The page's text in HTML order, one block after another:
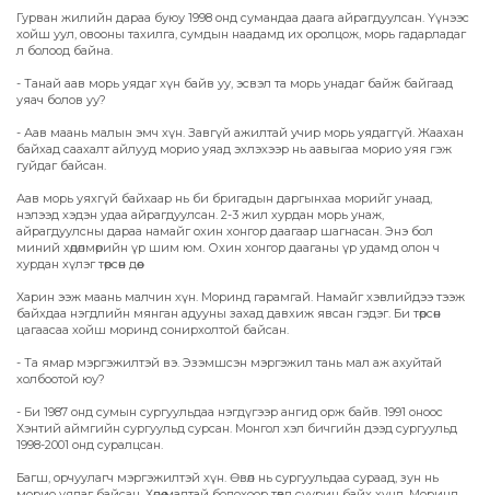
Гурван жилийн дараа буюу 1998 онд сумандаа даага айрагдуулсан. Үүнээс
хойш уул, овооны тахилга, сумдын наадамд их оролцож, морь гадарладаг
л болоод байна.
- Танай аав морь уядаг хүн байв уу, эсвэл та морь унадаг байж байгаад
уяач болов уу?
- Аав маань малын эмч хүн. Завгүй ажилтай учир морь уядаггүй. Жаахан
байхад саахалт айлууд морио уяад эхлэхээр нь аавыгаа морио уяя гэж
гуйдаг байсан.
Аав морь уяхгүй байхаар нь би бригадын даргынхаа морийг унаад,
нэлээд хэдэн удаа айрагдуулсан. 2-3 жил хурдан морь унаж,
айрагдуулсны дараа намайг охин хонгор даагаар шагнасан. Энэ бол
миний хөдөлмөрийн үр шим юм. Охин хонгор дааганы үр удамд олон ч
хурдан хүлэг төрсөн дөө.
Харин ээж маань малчин хүн. Моринд гарамгай. Намайг хэвлийдээ тээж
байхдаа нэгдлийн мянган адууны захад давхиж явсан гэдэг. Би төрсөн
цагаасаа хойш моринд сонирхолтой байсан.
- Та ямар мэргэжилтэй вэ. Эзэмшсэн мэргэжил тань мал аж ахуйтай
холбоотой юу?
- Би 1987 онд сумын сургуульдаа нэгдүгээр ангид орж байв. 1991 оноос
Хэнтий аймгийн сургуульд сурсан. Монгол хэл бичгийн дээд сургуульд
1998-2001 онд суралцсан.
Багш, орчуулагч мэргэжилтэй хүн. Өвөл нь сургуульдаа сураад, зун нь